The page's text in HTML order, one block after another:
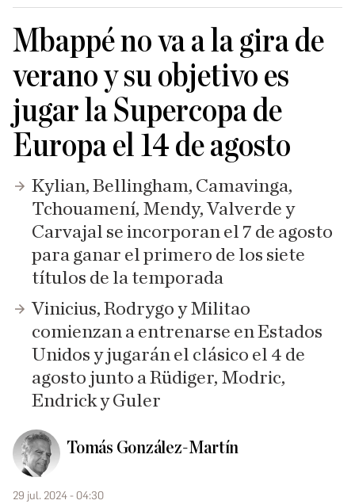
Mbappé no va a la gira de
verano y su objetivo es
jugar la Supercopa de
Europa el 14 de agosto
Kylian, Bellingham, Camavinga,
Tchouamení, Mendy, Valverde y
Carvajal se incorporan el 7 de agosto
para ganar el primero de los siete
títulos de la temporada
Vinicius, Rodrygo y Militao
comienzan a entrenarse en Estados
Unidos y jugarán el clásico el 4 de
agosto junto a Rüdiger, Modric,
Endrick y Guler
Tomás González-Martín
29 jul. 2024 - 04:30